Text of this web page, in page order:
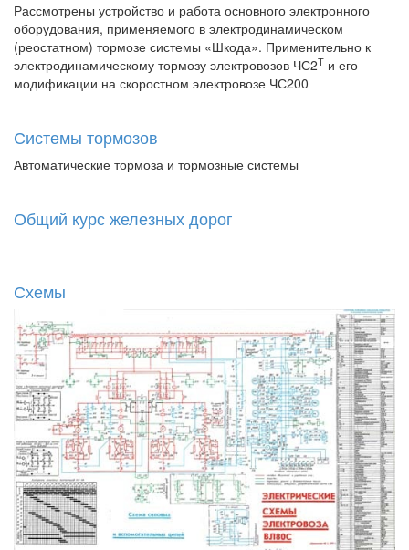
Рассмотрены устройство и работа основного электронного
оборудования, применяемого в электродинамическом
(реостатном) тормозе системы «Шкода». Применительно к
электродинамическому тормозу электровозов ЧС2Т и его
модификации на скоростном электровозе ЧС200
Системы тормозов
Автоматические тормоза и тормозные системы
Общий курс железных дорог
Схемы